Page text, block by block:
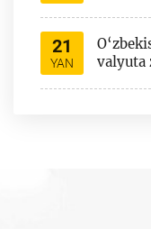
21
YAN
valyuta